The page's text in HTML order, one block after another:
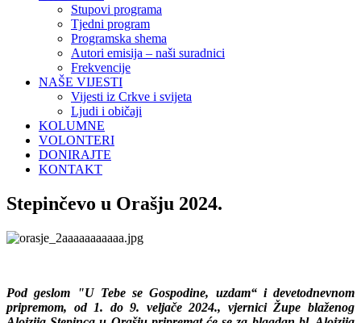
Stupovi programa
Tjedni program
Programska shema
Autori emisija – naši suradnici
Frekvencije
NAŠE VIJESTI
Vijesti iz Crkve i svijeta
Ljudi i običaji
KOLUMNE
VOLONTERI
DONIRAJTE
KONTAKT
Stepinčevo u Orašju 2024.
Pod geslom "U Tebe se Gospodine, uzdam“ i devetodnevnom
pripremom, od 1. do 9. veljače 2024., vjernici Župe blaženog